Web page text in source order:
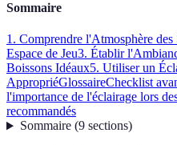
Sommaire
1. Comprendre l'Atmosphère des
Espace de Jeu3. Établir
Boissons Idéaux5. Utiliser un
AppropriéGlossaireChecklist
l'importance de l'éclairage lors
recommandés
Sommaire(9 sections)